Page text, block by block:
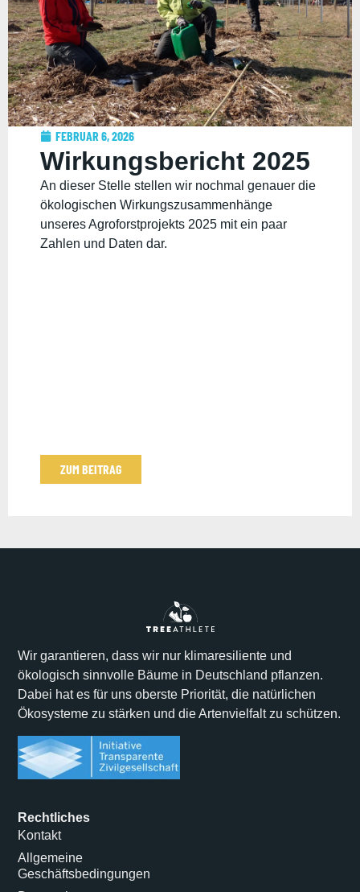
FEBRUAR 6, 2026
Wirkungsbericht 2025
An dieser Stelle stellen wir nochmal genauer die
ökologischen Wirkungszusammenhänge
unseres Agroforstprojekts 2025 mit ein paar
Zahlen und Daten dar.
ZUM BEITRAG
Wir garantieren, dass wir nur klimaresiliente und
ökologisch sinnvolle Bäume in Deutschland pflanzen.
Dabei hat es für uns oberste Priorität, die natürlichen
Ökosysteme zu stärken und die Artenvielfalt zu schützen.
Rechtliches
Kontakt
Allgemeine
Geschäftsbedingungen